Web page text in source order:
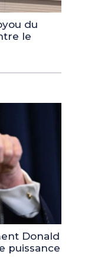
du
le
Donald
puissance